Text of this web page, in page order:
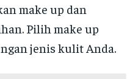
make up dan
Pilih make up
jenis kulit Anda.